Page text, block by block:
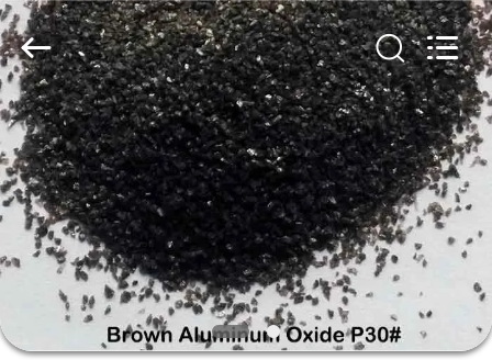
HUIS
PRODUCTEN
VIDEO'S
ONGEVEER
Zhengzhou
Zhengtong
Abrasive
Import&Export
Co.,Ltd.
All
Rights
Reserved.